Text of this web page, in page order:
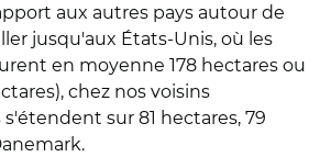
aux autres pays autour de
jusqu'aux États-Unis, où les
en moyenne 178 hectares ou
chez nos voisins
sur 81 hectares, 79